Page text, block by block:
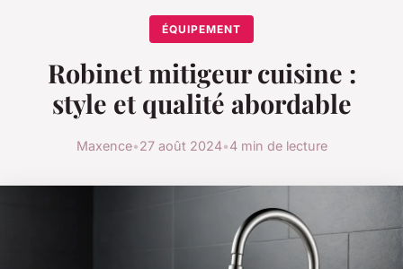
ÉQUIPEMENT
Robinet mitigeur cuisine :
style et qualité abordable
Maxence•27 août 2024•4 min de lecture